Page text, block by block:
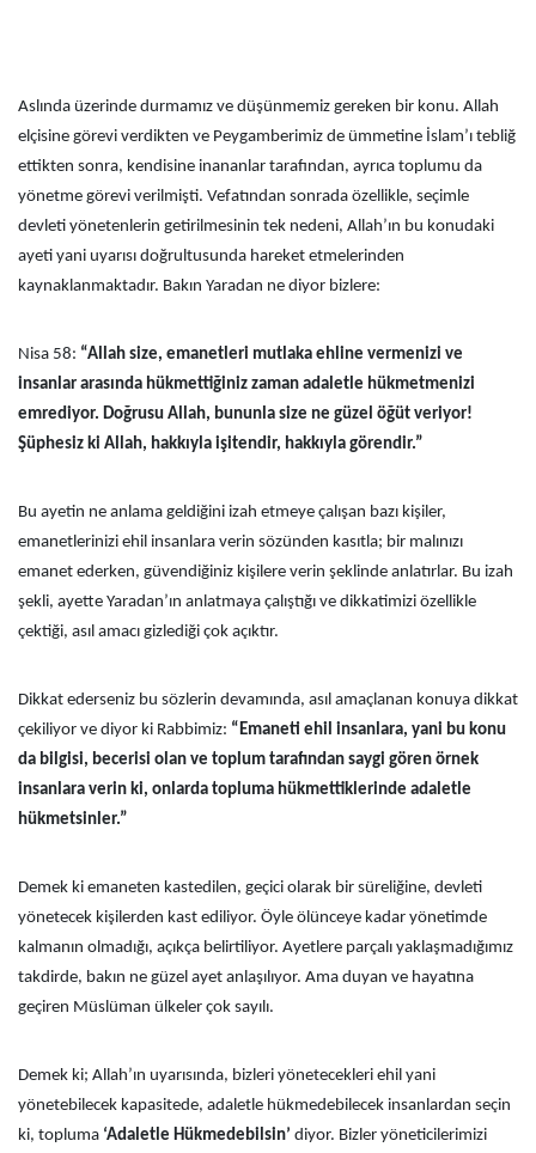
Aslında üzerinde durmamız ve düşünmemiz gereken bir konu. Allah
elçisine görevi verdikten ve Peygamberimiz de ümmetine İslam’ı tebliğ
ettikten sonra, kendisine inananlar tarafından, ayrıca toplumu da
yönetme görevi verilmişti. Vefatından sonrada özellikle, seçimle
devleti yönetenlerin getirilmesinin tek nedeni, Allah’ın bu konudaki
ayeti yani uyarısı doğrultusunda hareket etmelerinden
kaynaklanmaktadır. Bakın Yaradan ne diyor bizlere:
Nisa 58: “Allah size, emanetleri mutlaka ehline vermenizi ve
insanlar arasında hükmettiğiniz zaman adaletle hükmetmenizi
emrediyor. Doğrusu Allah, bununla size ne güzel öğüt veriyor!
Şüphesiz ki Allah, hakkıyla işitendir, hakkıyla görendir.”
Bu ayetin ne anlama geldiğini izah etmeye çalışan bazı kişiler,
emanetlerinizi ehil insanlara verin sözünden kasıtla; bir malınızı
emanet ederken, güvendiğiniz kişilere verin şeklinde anlatırlar. Bu izah
şekli, ayette Yaradan’ın anlatmaya çalıştığı ve dikkatimizi özellikle
çektiği, asıl amacı gizlediği çok açıktır.
Dikkat ederseniz bu sözlerin devamında, asıl amaçlanan konuya dikkat
çekiliyor ve diyor ki Rabbimiz: “Emaneti ehil insanlara, yani bu konu
da bilgisi, becerisi olan ve toplum tarafından saygi gören örnek
insanlara verin ki, onlarda topluma hükmettiklerinde adaletle
hükmetsinler.”
Demek ki emaneten kastedilen, geçici olarak bir süreliğine, devleti
yönetecek kişilerden kast ediliyor. Öyle ölünceye kadar yönetimde
kalmanın olmadığı, açıkça belirtiliyor. Ayetlere parçalı yaklaşmadığımız
takdirde, bakın ne güzel ayet anlaşılıyor. Ama duyan ve hayatına
geçiren Müslüman ülkeler çok sayılı.
Demek ki; Allah’ın uyarısında, bizleri yönetecekleri ehil yani
yönetebilecek kapasitede, adaletle hükmedebilecek insanlardan seçin
ki, topluma ‘Adaletle Hükmedebilsin’ diyor. Bizler yöneticilerimizi